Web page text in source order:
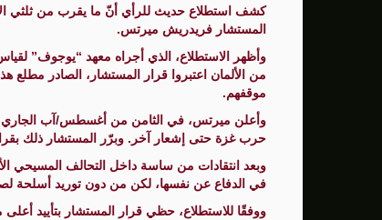
"وول ستريت" ترتفع بدعم آمال
سنتكوم: إعادة توجيه 48 سفينة تجارية ضمن حصار إيران
زامير: أضعفنا حماس بشكل كبير وغيّرنا
الوفد الأمريكي يطلب تعليق المفاوضات
بشارة مرجية - مصور ومونتير فيلم
كشف استطلاع حديث للرأي أنّ ما يقرب من ثلثي
المستشار فريدريش ميرتس.
موقفهم.
وأعلن ميرتس، في الثامن من أغسطس/آب الجاري،
حرب غزة حتى إشعار آخر. وبرّر المستشار ذلك
وبعد انتقادات من ساسة داخل التحالف المسيحي
في الدفاع عن نفسها، لكن من دون توريد أسلحة
ووفقًا للاستطلاع، حظي قرار المستشار بتأييد